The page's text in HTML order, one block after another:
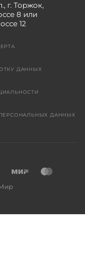
г. Торжок,
8 или
12
ДАННЫХ
ДАННЫХ